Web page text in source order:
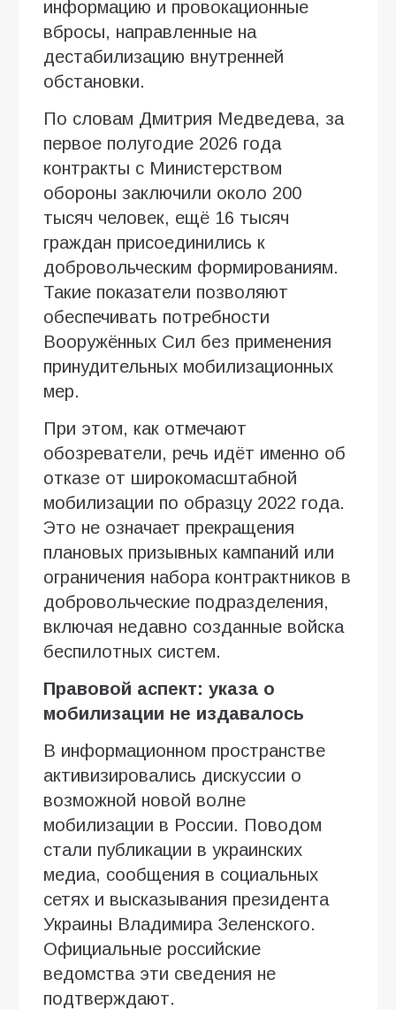
информацию и провокационные
вбросы, направленные на
дестабилизацию внутренней
обстановки.
По словам Дмитрия Медведева, за
первое полугодие 2026 года
контракты с Министерством
обороны заключили около 200
тысяч человек, ещё 16 тысяч
граждан присоединились к
добровольческим формированиям.
Такие показатели позволяют
обеспечивать потребности
Вооружённых Сил без применения
принудительных мобилизационных
мер.
При этом, как отмечают
обозреватели, речь идёт именно об
отказе от широкомасштабной
мобилизации по образцу 2022 года.
Это не означает прекращения
плановых призывных кампаний или
ограничения набора контрактников в
добровольческие подразделения,
включая недавно созданные войска
беспилотных систем.
Правовой аспект: указа о
мобилизации не издавалось
В информационном пространстве
активизировались дискуссии о
возможной новой волне
мобилизации в России. Поводом
стали публикации в украинских
медиа, сообщения в социальных
сетях и высказывания президента
Украины Владимира Зеленского.
Официальные российские
ведомства эти сведения не
подтверждают.